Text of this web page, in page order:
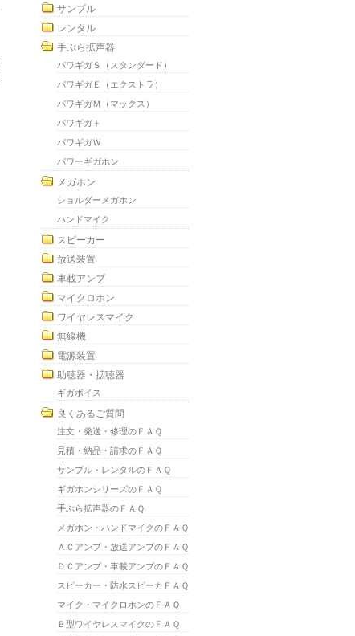
サンプル
レンタル
手ぶら拡声器
パワギガＳ（スタンダード）
パワギガＥ（エクストラ）
パワギガＭ（マックス）
パワギガ＋
パワギガＷ
パワーギガホン
メガホン
ショルダーメガホン
ハンドマイク
スピーカー
放送装置
車載アンプ
マイクロホン
ワイヤレスマイク
無線機
電源装置
助聴器・拡聴器
ギガボイス
良くあるご質問
注文・発送・修理のＦＡＱ
見積・納品・請求のＦＡＱ
サンプル・レンタルのＦＡＱ
ギガホンシリーズのＦＡＱ
手ぶら拡声器のＦＡＱ
メガホン・ハンドマイクのＦＡＱ
ＡＣアンプ・放送アンプのＦＡＱ
ＤＣアンプ・車載アンプのＦＡＱ
スピーカー・防水スピーカＦＡＱ
マイク・マイクロホンのＦＡＱ
Ｂ型ワイヤレスマイクのＦＡＱ